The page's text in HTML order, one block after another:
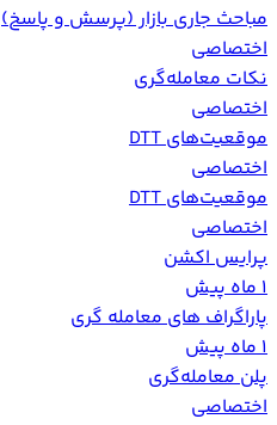
مباحث جاری بازار (پرسش و پاسخ)
اختصاصی
نکات معامله‌گری
اختصاصی
موقعیت‌های DTT
اختصاصی
موقعیت‌های DTT
اختصاصی
پرايس اكشن
1 ماه پیش
پاراگراف های معامله گری
1 ماه پیش
پلن معامله‌گری
اختصاصی